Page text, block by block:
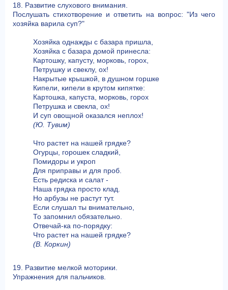
18. Развитие слухового внимания.
Послушать стихотворение и ответить на вопрос: "Из чего
хозяйка варила суп?"
Хозяйка однажды с базара пришла,
Хозяйка с базара домой принесла:
Картошку, капусту, морковь, горох,
Петрушку и свеклу, ох!
Накрытые крышкой, в душном горшке
Кипели, кипели в крутом кипятке:
Картошка, капуста, морковь, горох
Петрушка и свекла, ох!
И суп овощной оказался неплох!
(Ю. Тувим)
Что растет на нашей грядке?
Огурцы, горошек сладкий,
Помидоры и укроп
Для приправы и для проб.
Есть редиска и салат -
Наша грядка просто клад.
Но арбузы не растут тут.
Если слушал ты внимательно,
То запомнил обязательно.
Отвечай-ка по-порядку:
Что растет на нашей грядке?
(В. Коркин)
19. Развитие мелкой моторики.
Упражнения для пальчиков.